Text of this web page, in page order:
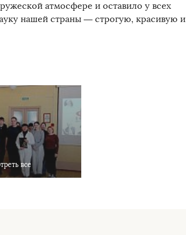
атмосфере и оставило у всех
нашей страны — строгую, красивую и
все